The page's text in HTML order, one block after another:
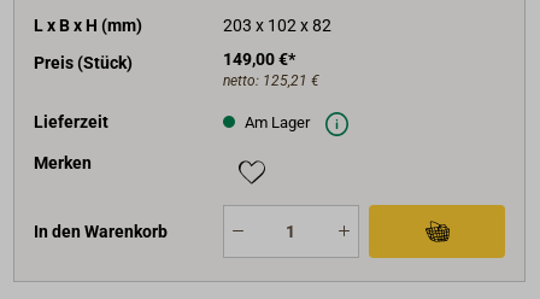
L x B x H (mm)
203 x 102 x 82
Preis (Stück)
149,00 €*
netto: 125,21 €
Lieferzeit Am Lager
Merken
In den Warenkorb